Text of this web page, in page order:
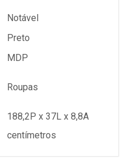
Notável
Preto
MDP
Roupas
188,2P x 37L x 8,8A
centímetros